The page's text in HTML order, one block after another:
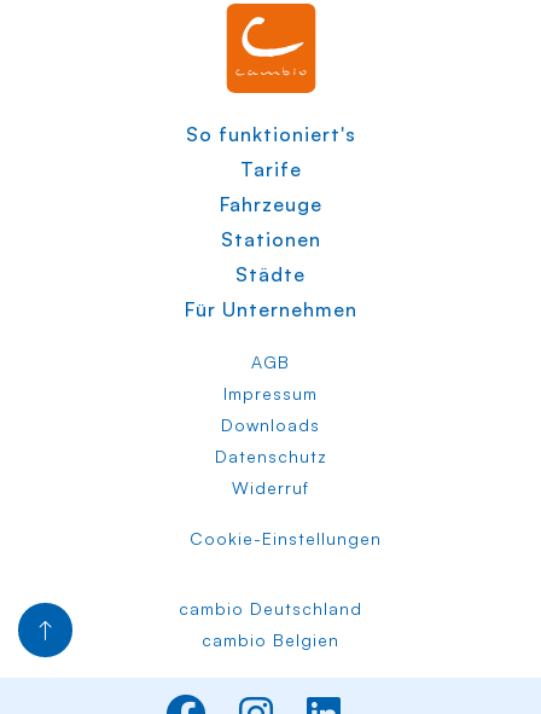
So funktioniert's
Tarife
Fahrzeuge
Stationen
Städte
Für Unternehmen
AGB
Impressum
Downloads
Datenschutz
Widerruf
Cookie-Einstellungen
cambio Deutschland
cambio Belgien